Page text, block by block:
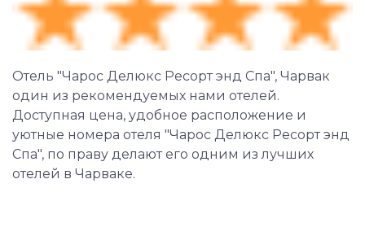
Отель "Чарос Делюкс Ресорт энд Спа", Чарвак
один из рекомендуемых нами отелей.
Доступная цена, удобное расположение и
уютные номера отеля "Чарос Делюкс Ресорт энд
Спа", по праву делают его одним из лучших
отелей в Чарваке.